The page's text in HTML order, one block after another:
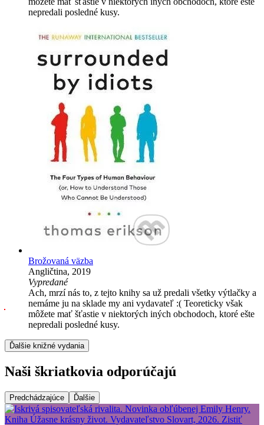
nepredali posledné kusy.
Brožovaná väzba
Angličtina, 2019
Vypredané
Ach, mrzí nás to, z tejto knihy sa už predali všetky výtlačky a
nemáme ju na sklade my ani vydavateľ :( Teoreticky však
môžete mať šťastie v niektorých iných obchodoch, ktoré ešte
nepredali posledné kusy.
Ďalšie knižné vydania
Naši škriatkovia odporúčajú
Predchádzajúce Ďalšie